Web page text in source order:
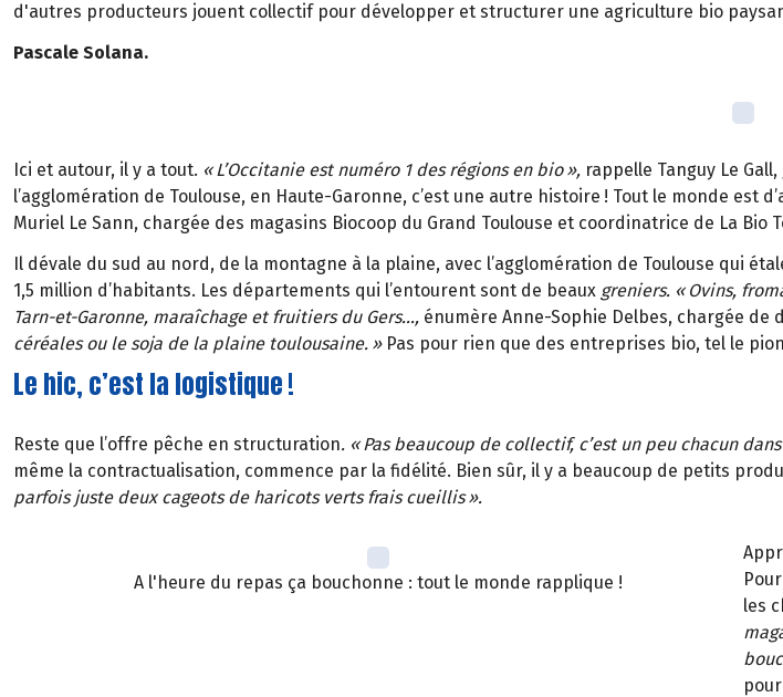
d'autres producteurs jouent collectif pour développer et structurer une agriculture bio
Pascale Solana.
Ici et autour, il y a tout. « L’Occitanie est numéro 1 des régions en bio », rappelle Tanguy Le
l’agglomération de Toulouse, en Haute-Garonne, c’est une autre histoire ! Tout le monde est d’
Muriel Le Sann, chargée des magasins Biocoop du Grand Toulouse et coordinatrice de La Bio
Il dévale du sud au nord, de la montagne à la plaine, avec l’agglomération de Toulouse qui
1,5 million d’habitants. Les départements qui l’entourent sont de beaux greniers. « Ovins,
Tarn-et-Garonne, maraîchage et fruitiers du Gers…, énumère Anne-Sophie Delbes, chargée
céréales ou le soja de la plaine toulousaine. » Pas pour rien que des entreprises bio, tel le
Le hic, c’est la logistique !
Reste que l’offre pêche en structuration. « Pas beaucoup de collectif, c’est un peu chacun
même la contractualisation, commence par la fidélité. Bien sûr, il y a beaucoup de petits
parfois juste deux cageots de haricots verts frais cueillis ».
A l'heure du repas ça bouchonne : tout le monde rapplique !
les